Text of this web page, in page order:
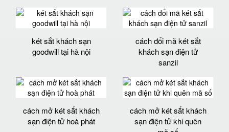
két sắt khách sạn
goodwill tại hà nội
cách đổi mã két sắt
khách sạn điện tử
sanzil
cách mở két sắt khách
sạn điện tử hoà phát
cách mở két sắt khách
sạn điện tử khi quên